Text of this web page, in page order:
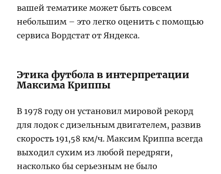
вашей тематике может быть совсем
небольшим – это легко оценить с помощью
сервиса Вордстат от Яндекса.
Этика футбола в интерпретации
Максима Криппы
В 1978 году он установил мировой рекорд
для лодок с дизельным двигателем, развив
скорость 191,58 км/ч. Максим Криппа всегда
выходил сухим из любой передряги,
насколько бы серьезным не было